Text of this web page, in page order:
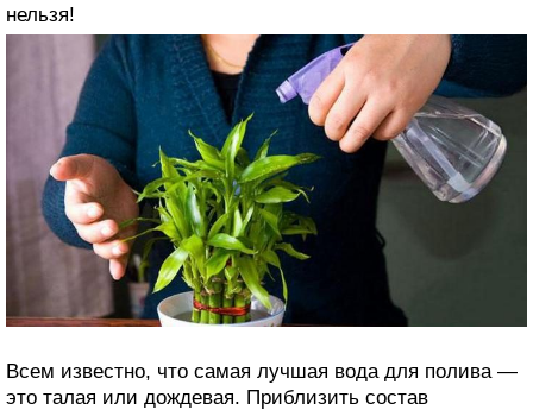
нельзя!
Всем известно, что самая лучшая вода для полива —
это талая или дождевая. Приблизить состав